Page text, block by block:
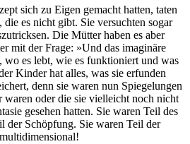
sich zu Eigen gemacht hatten, taten
die es nicht gibt. Sie versuchten sogar
Die Mütter haben es aber
mit der Frage: »Und das imaginäre
wo es lebt, wie es funktioniert und was
Kinder hat alles, was sie erfunden
denn sie waren nun Spiegelungen
oder die sie vielleicht noch nicht
gesehen hatten. Sie waren Teil des
der Schöpfung. Sie waren Teil der